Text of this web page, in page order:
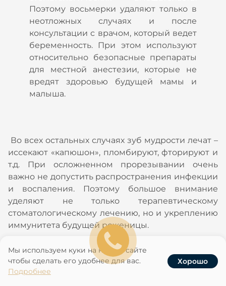
Поэтому восьмерки удаляют только в
неотложных случаях и после
консультации с врачом, который ведет
беременность. При этом используют
относительно безопасные препараты
для местной анестезии, которые не
вредят здоровью будущей мамы и
малыша.
Во всех остальных случаях зуб мудрости лечат –
иссекают «капюшон», пломбируют, фторируют и
т.д. При осложненном прорезывании очень
важно не допустить распространения инфекции
и воспаления. Поэтому большое внимание
уделяют не только терапевтическому
стоматологическому лечению, но и укреплению
иммунитета будущей роженицы.
Увлекаться самолечением в этот период
категорически запрещено! Бесконтрольный
прием анальгетиков и противовоспалительных
Услуги Акции
Мы используем куки на нашем сайте
чтобы сделать его удобнее для вас.
Подробнее
Хорошо